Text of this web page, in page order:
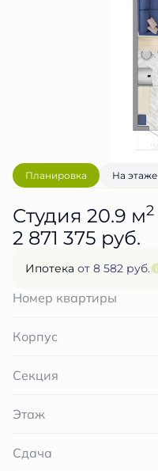
Планировка На этаже
Студия 20.9 м2
2 871 375 руб.
Ипотека от 8 582 руб.
Номер квартиры
Корпус
Секция
Этаж
Сдача